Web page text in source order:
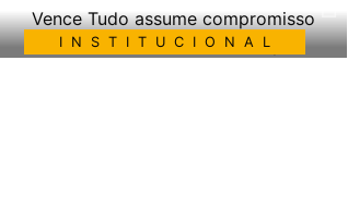
INSTITUCIONAL